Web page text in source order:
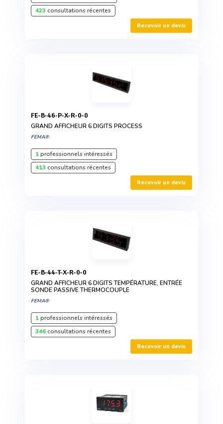
423 consultations récentes
Recevoir un devis
FE-B-46-P-X-R-0-0
GRAND AFFICHEUR 6 DIGITS PROCESS
FEMA®
1professionnels intéressés
413 consultations récentes
Recevoir un devis
FE-B-44-T-X-R-0-0
GRAND AFFICHEUR 6 DIGITS TEMPÉRATURE, ENTRÉE
SONDE PASSIVE THERMOCOUPLE
FEMA®
1professionnels intéressés
346consultations récentes
Recevoir un devis